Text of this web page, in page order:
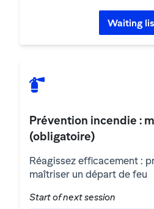
Waiting
Prévention incendie :
(obligatoire)
Réagissez efficacement :
maîtriser un départ de feu
Start of next session